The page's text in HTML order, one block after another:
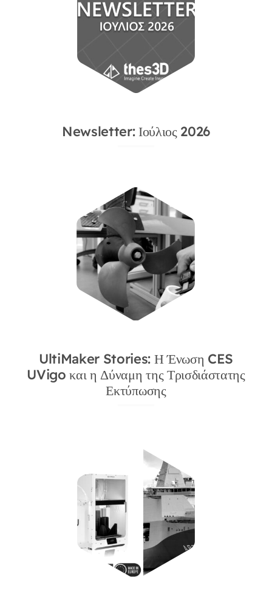
Newsletter: Ιούλιος 2026
UltiMaker Stories: Η Ένωση CES
UVigo και η Δύναμη της Τρισδιάστατης
Εκτύπωσης